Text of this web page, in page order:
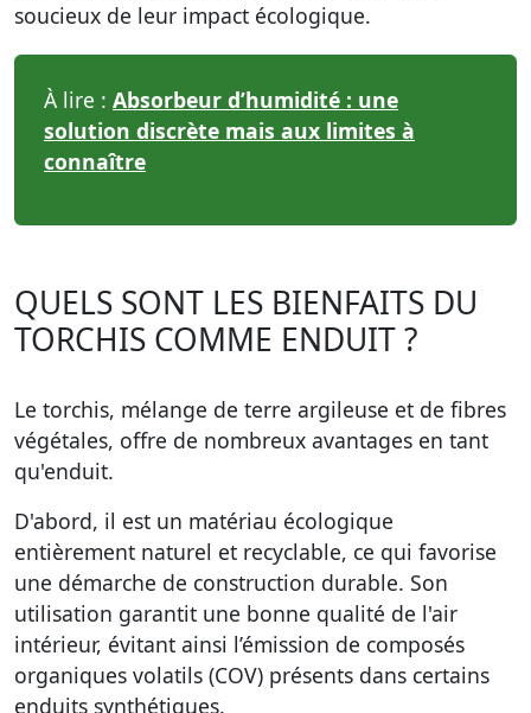
soucieux de leur impact écologique.
À lire : Absorbeur d’humidité : une
solution discrète mais aux limites à
connaître
QUELS SONT LES BIENFAITS DU
TORCHIS COMME ENDUIT ?
Le torchis, mélange de terre argileuse et de fibres
végétales, offre de nombreux avantages en tant
qu'enduit.
D'abord, il est un matériau écologique
entièrement naturel et recyclable, ce qui favorise
une démarche de construction durable. Son
utilisation garantit une bonne qualité de l'air
intérieur, évitant ainsi l’émission de composés
organiques volatils (COV) présents dans certains
enduits synthétiques.